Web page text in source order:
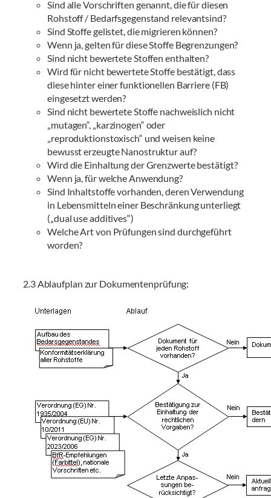
Sind alle Vorschriften genannt, die für diesen
Rohstoff / Bedarfsgegenstand relevantsind?
Sind Stoffe gelistet, die migrieren können?
Wenn ja, gelten für diese Stoffe Begrenzungen?
Sind nicht bewertete Stoffen enthalten?
Wird für nicht bewertete Stoffe bestätigt, dass
diese hinter einer funktionellen Barriere (FB)
eingesetzt werden?
Sind nicht bewertete Stoffe nachweislich nicht
„mutagen“, „karzinogen“ oder
„reproduktionstoxisch“ und weisen keine
bewusst erzeugte Nanostruktur auf?
Wird die Einhaltung der Grenzwerte bestätigt?
Wenn ja, für welche Anwendung?
Sind Inhaltstoffe vorhanden, deren Verwendung
in Lebensmitteln einer Beschränkung unterliegt
(„dual use additives“)
Welche Art von Prüfungen sind durchgeführt
worden?
2.3 Ablaufplan zur Dokumentenprüfung: